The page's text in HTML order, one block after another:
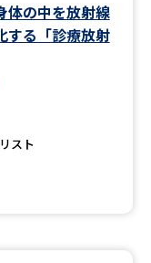
特待生制度特集
タート号特集ページ
）
体の中を放射線
する「診療放射
スト